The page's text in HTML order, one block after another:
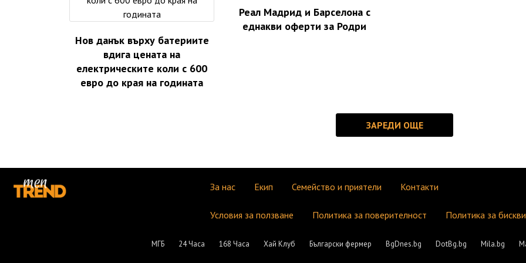
Нов данък върху батериите
вдига цената на
електрическите коли с 600
евро до края на годината
Реал Мадрид и Барселона с
еднакви оферти за Родри
За нас Екип Семейство и приятели Контакти
Условия за ползване Политика за поверителност Политика за
МГБ 24 Часа 168 Часа Хай Клуб Български фермер BgDnes.bg DotBg.bg Mila.bg